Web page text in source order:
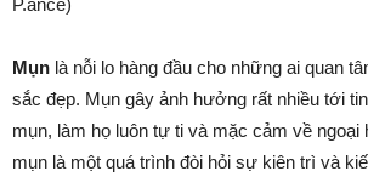
P.ance)
Mụn là nỗi lo hàng đầu cho những ai quan
sắc đẹp. Mụn gây ảnh hưởng rất nhiều tới
mụn, làm họ luôn tự ti và mặc cảm về ngoại
mụn là một quá trình đòi hỏi sự kiên trì và